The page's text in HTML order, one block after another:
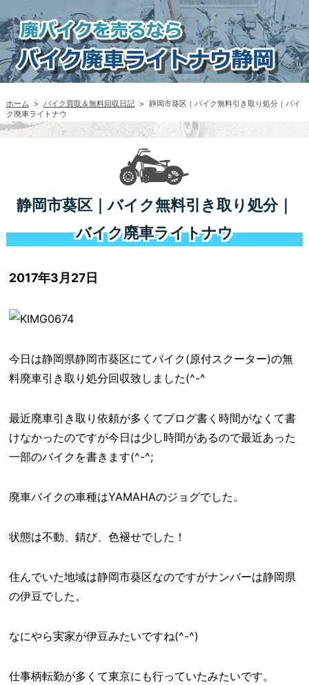
ホーム > バイク買取＆無料回収日記 > 静岡市葵区｜バイク無料引き取り処分｜バイ
ク廃車ライトナウ
静岡市葵区｜バイク無料引き取り処分｜
バイク廃車ライトナウ
2017年3月27日
今日は静岡県静岡市葵区にてバイク(原付スクーター)の無
料廃車引き取り処分回収致しました(^-^ゞ
最近廃車引き取り依頼が多くてブログ書く時間がなくて書
けなかったのですが今日は少し時間があるので最近あった
一部のバイクを書きます(^-^;
廃車バイクの車種はYAMAHAのジョグでした。
状態は不動、錆び、色褪せでした！
住んでいた地域は静岡市葵区なのですがナンバーは静岡県
の伊豆でした。
なにやら実家が伊豆みたいですね(^-^)
仕事柄転勤が多くて東京にも行っていたみたいです。